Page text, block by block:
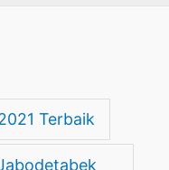
Terbaik